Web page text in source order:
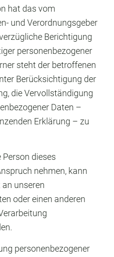
hat das vom
und Verordnungsgeber
Berichtigung
personenbezogener
steht der betroffenen
Berücksichtigung der
die Vervollständigung
Daten –
Erklärung – zu
dieses
nehmen, kann
unseren
oder einen anderen
personenbezogener